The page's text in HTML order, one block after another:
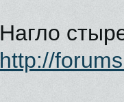
Нагло
http://